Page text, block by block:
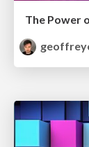
The Power